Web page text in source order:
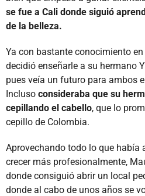
se fue a Cali donde siguió
de la belleza.
Ya con bastante conocimiento
decidió enseñarle a su hermano
pues veía un futuro para ambos
Incluso consideraba que su
cepillando el cabello, que lo
cepillo de Colombia.
Aprovechando todo lo que había
crecer más profesionalmente,
donde consiguió abrir un local
donde al cabo de unos años se